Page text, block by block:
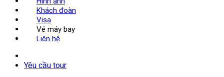
Khách đoàn
Visa
Vé máy bay
Liên hệ
Yêu cầu tour